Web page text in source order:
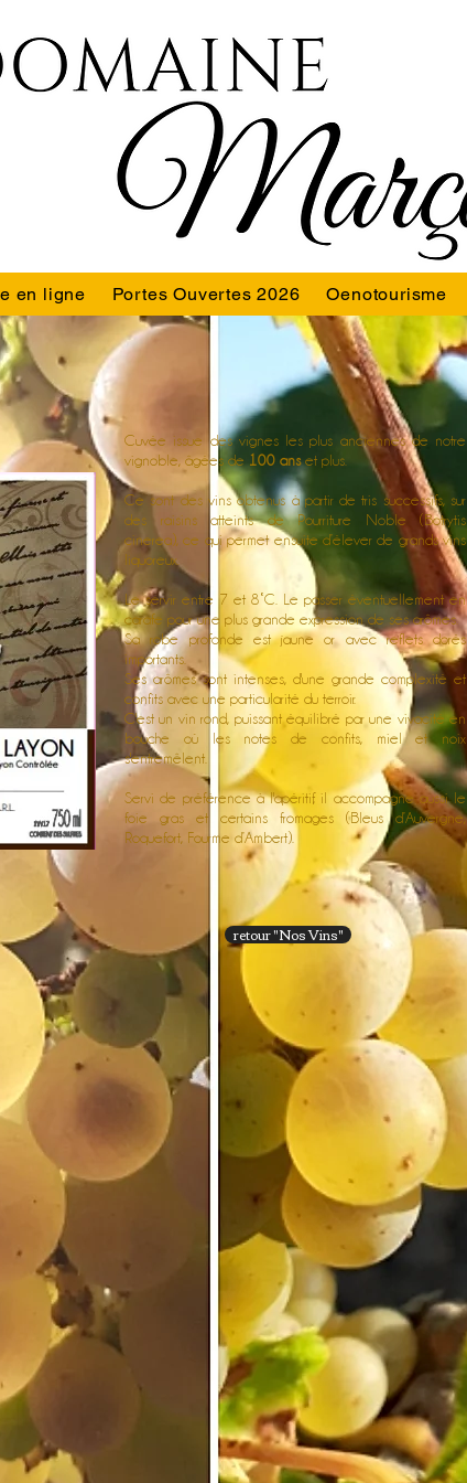
en ligne Portes Ouvertes 2026 Oenotourisme
Cuvée issue des vignes les plus anciennes de notre
vignoble, âgées de 100 anset plus.
Ce sont des vins obtenus à partir de tris successifs, sur
des raisins atteints de Pourriture Noble (Botrytis
cinerea), ce qui permet ensuite d’élever de grands vins
liquoreux.
Le servir entre 7 et 8°C. Le passer éventuellement en
carafe pour une plus grande expression de ses arômes.
Sa robe profonde est jaune or avec reflets dorés
importants.
Ses arômes sont intenses, d'une grande complexité et
confits avec une particularité du terroir.
C'est un vin rond, puissant équilibré par une vivacité en
bouche où les notes de confits, miel et noix
s'entremêlent.
Servi de préférence à l'apéritif, il accompagne aussi le
foie gras et certains fromages (Bleus d’Auvergne,
Roquefort, Fourme d’Ambert).
retour "Nos Vins"